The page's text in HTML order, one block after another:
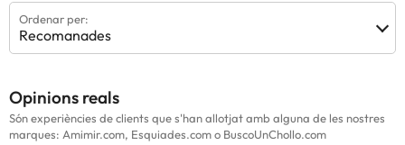
Ordenar per:
Recomanades
Opinions reals
Són experiències de clients que s'han allotjat amb alguna de les nostres
marques: Amimir.com, Esquiades.com o BuscoUnChollo.com